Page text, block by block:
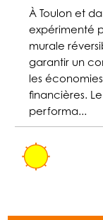
À Toulon et
expérimenté
murale
garantir un
les
financières.
performa...